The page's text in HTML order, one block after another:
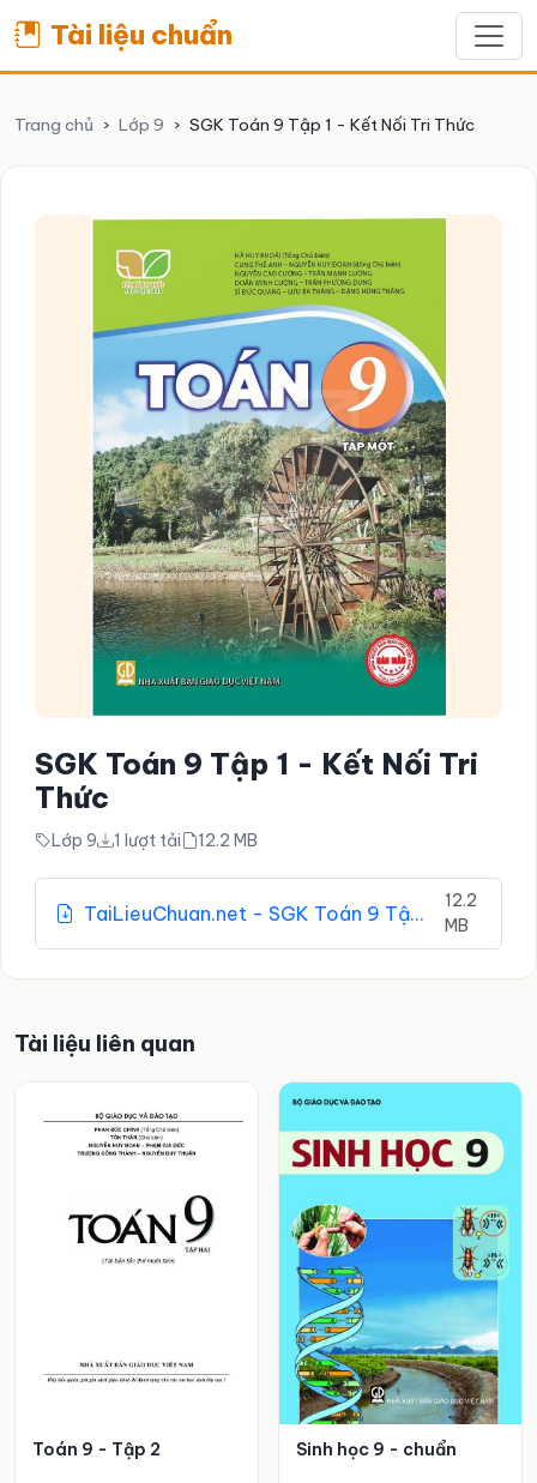
Tài liệu chuẩn
Trang chủ › Lớp 9 › SGK Toán 9 Tập 1 - Kết Nối Tri Thức
SGK Toán 9 Tập 1 - Kết Nối Tri
Thức
Lớp 9 1 lượt tải 12.2 MB
TaiLieuChuan.net - SGK Toán 9 Tập 1 - Kết Nối Tri Thức.pdf
12.2
MB
Tài liệu liên quan
Toán 9 - Tập 2 Sinh học 9 - chuẩn